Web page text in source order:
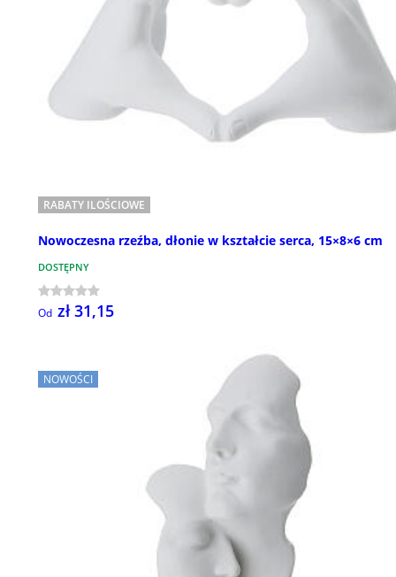
RABATY ILOŚCIOWE
Nowoczesna rzeźba, dłonie w kształcie serca, 15×8×6 cm
DOSTĘPNY
Od zł 31,15
NOWOŚCI